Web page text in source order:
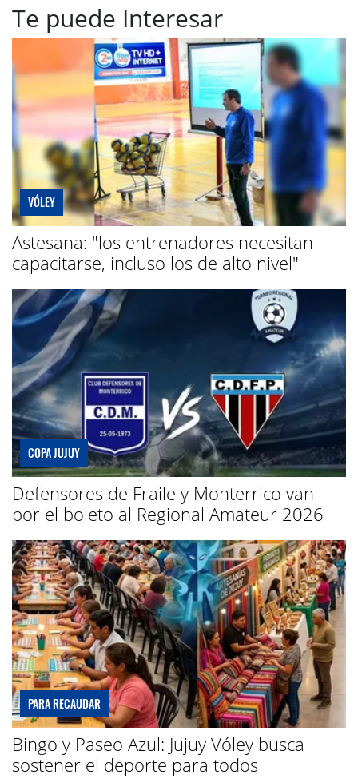
Te puede Interesar
VÓLEY
Astesana: "los entrenadores necesitan
capacitarse, incluso los de alto nivel"
COPA JUJUY
Defensores de Fraile y Monterrico van
por el boleto al Regional Amateur 2026
PARA RECAUDAR
Bingo y Paseo Azul: Jujuy Vóley busca
sostener el deporte para todos